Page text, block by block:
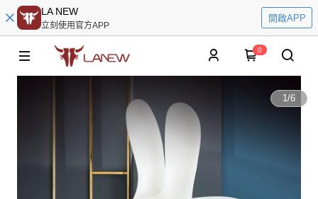
LA NEW
立刻使用官方APP
開啟APP
0
1/6